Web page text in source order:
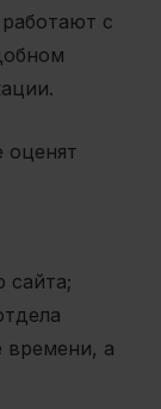
с
оценят
сайта;
времени, а